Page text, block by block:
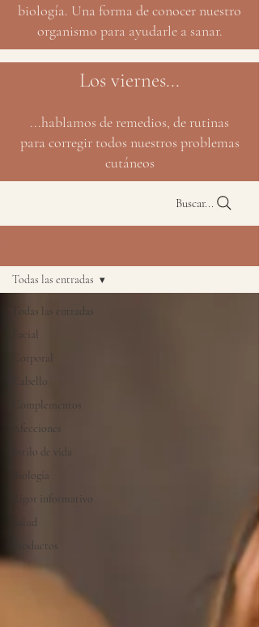
biología. Una forma de conocer nuestro
organismo para ayudarle a sanar.
Los viernes...
...hablamos de remedios, de rutinas
para corregir todos nuestros problemas
cutáneos
Buscar...
Todas las entradas
Facial
Corporal
Cabello
Complementos
Afecciones
Estilo de vida
Biología
Rigor informativo
Salud
Productos
Todas las entradas